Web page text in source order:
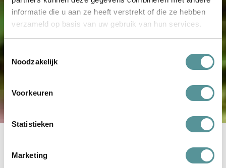
informatie die u aan ze heeft verstrekt of die ze hebben
verzameld op basis van uw gebruik van hun services.
Noodzakelijk
Voorkeuren
Statistieken
Marketing